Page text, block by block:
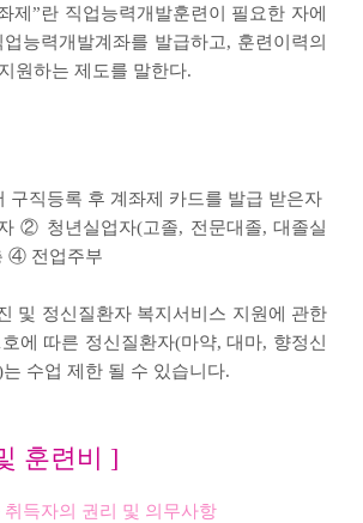
제”란 직업능력개발훈련이 필요한 자에
능력개발계좌를 발급하고, 훈련이력의
원하는 제도를 말한다.
구직등록 후 계좌제 카드를 발급 받은자
② 청년실업자(고졸, 전문대졸, 대졸실
④ 전업주부
및 정신질환자 복지서비스 지원에 관한
에 따른 정신질환자(마약, 대마, 향정신
수업 제한 될 수 있습니다.
훈련비 ]
득자의 권리 및 의무사항